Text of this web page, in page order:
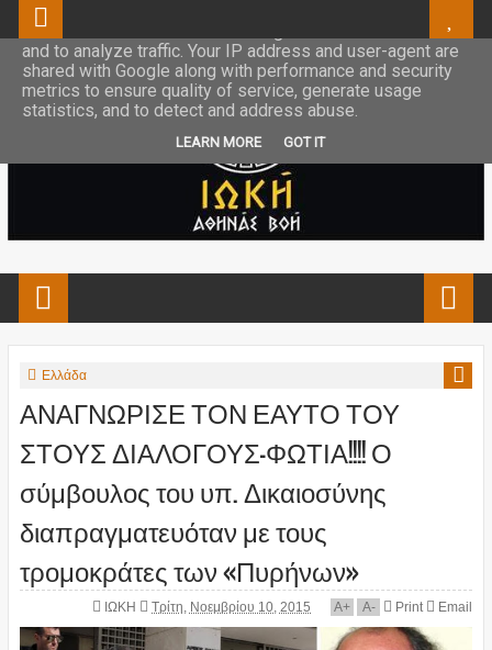
Ελλάδα
ΑΝΑΓΝΩΡΙΣΕ ΤΟΝ ΕΑΥΤΟ ΤΟΥ
ΣΤΟΥΣ ΔΙΑΛΟΓΟΥΣ-ΦΩΤΙΑ!!!! Ο
σύμβουλος του υπ. Δικαιοσύνης
διαπραγματευόταν με τους
τρομοκράτες των «Πυρήνων»
ΙΩΚΗ Τρίτη, Νοεμβρίου 10, 2015 A+ A- Print Email
This site uses cookies from Google to deliver its services
and to analyze traffic. Your IP address and user-agent are
shared with Google along with performance and security
metrics to ensure quality of service, generate usage
statistics, and to detect and address abuse.
LEARN MORE GOT IT